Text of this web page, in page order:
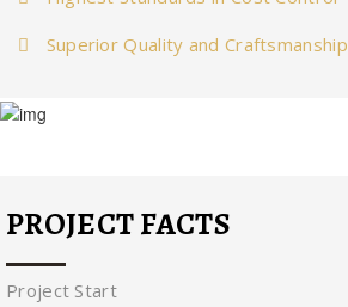
Superior Quality and Craftsmanship
PROJECT FACTS
Project Start